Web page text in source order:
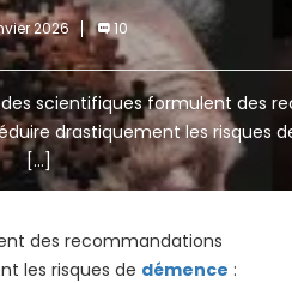
2026 10
scientifiques formulent des
drastiquement les risques
[…]
des recommandations
les risques de démence :